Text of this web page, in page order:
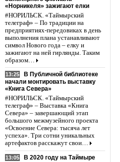
«Норникеля» зажигают елки
#НОРИЛЬСК. «Таймырский
телеграф» – По традиции на
предприятиях-передовиках в день
выполнения плана устанавливают
символ Нового года – елку и
зажигают на ней гирлянды. Таким
образом…
13:25
В Публичной библиотеке
начали монтировать выставку
«Книга Севера»
#НОРИЛЬСК. «Таймырский
телеграф» – Выставка «Книга
Севера» – завершающий этап
большого межмузейного проекта
«Освоение Севера: тысяча лет
успеха». Три сотни уникальных
артефактов расскажут свои…
13:05
В 2020 году на Таймыре